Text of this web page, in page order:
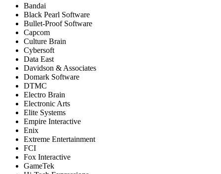
Bandai
Black Pearl Software
Bullet-Proof Software
Capcom
Culture Brain
Cybersoft
Data East
Davidson & Associates
Domark Software
DTMC
Electro Brain
Electronic Arts
Elite Systems
Empire Interactive
Enix
Extreme Entertainment
FCI
Fox Interactive
GameTek